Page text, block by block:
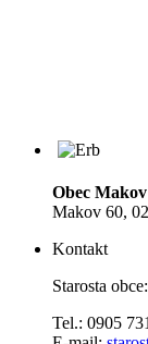
Obec Makov
Makov 60,
Kontakt
Starosta
Tel.: 0905